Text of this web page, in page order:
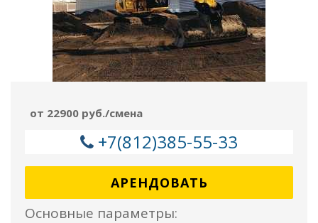
от 22900 руб./смена
+7(812)385-55-33
АРЕНДОВАТЬ
Основные параметры: